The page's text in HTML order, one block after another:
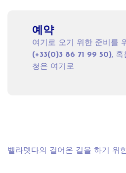
벨라뎃다의 걸어온 길을 하기 위
예약
여기로 오기 위한 준비를
(+33(0)3 86 71 99 50), 혹
청은 여기 로